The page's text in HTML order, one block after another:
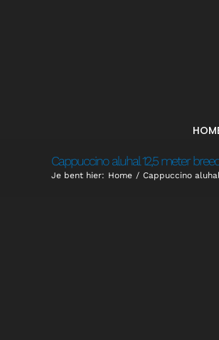
Cappuccino aluhal 12,5 meter
Je bent hier: Home Cappuccino